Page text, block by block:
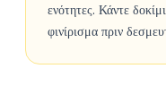
ενότητες. Κάντε
φινίρισμα πριν